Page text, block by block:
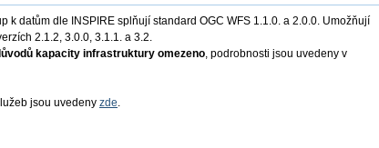
k datům dle INSPIRE splňují standard OGC WFS 1.1.0. a 2.0.0. Umožňují
2.1.2, 3.0.0, 3.1.1. a 3.2.
kapacity infrastruktury omezeno, podrobnosti jsou uvedeny v
jsou uvedeny zde.